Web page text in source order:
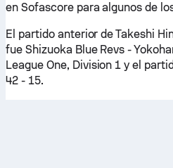
en Sofascore para algunos de
El partido anterior de Takeshi
fue Shizuoka Blue Revs -
League One, Division 1 y el
42 - 15.